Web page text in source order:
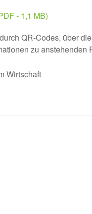
- 1,1 MB)
QR-Codes, über
zu anstehenden